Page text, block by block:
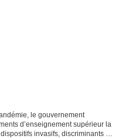
le gouvernement
d’enseignement supérieur la
invasifs, discriminants et